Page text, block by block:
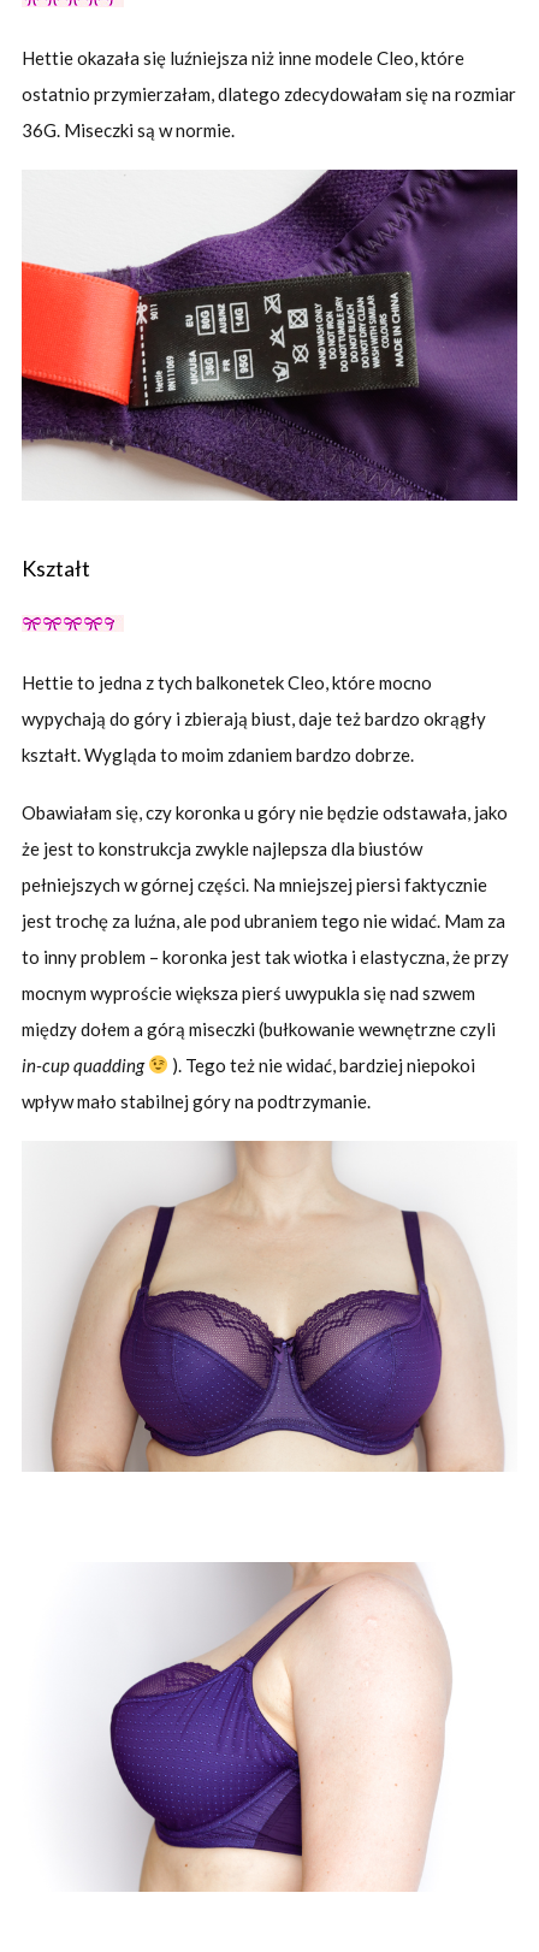
Hettie okazała się luźniejsza niż inne modele Cleo, które
ostatnio przymierzałam, dlatego zdecydowałam się na rozmiar
36G. Miseczki są w normie.
Kształt
Hettie to jedna z tych balkonetek Cleo, które mocno
wypychają do góry i zbierają biust, daje też bardzo okrągły
kształt. Wygląda to moim zdaniem bardzo dobrze.
Obawiałam się, czy koronka u góry nie będzie odstawała, jako
że jest to konstrukcja zwykle najlepsza dla biustów
pełniejszych w górnej części. Na mniejszej piersi faktycznie
jest trochę za luźna, ale pod ubraniem tego nie widać. Mam za
to inny problem – koronka jest tak wiotka i elastyczna, że przy
mocnym wyproście większa pierś uwypukla się nad szwem
między dołem a górą miseczki (bułkowanie wewnętrzne czyli
in-cup quadding
). Tego też nie widać, bardziej niepokoi
wpływ mało stabilnej góry na podtrzymanie.